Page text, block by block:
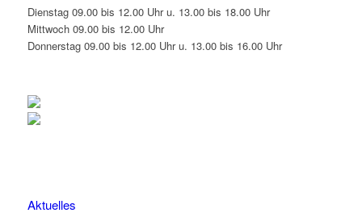
Dienstag 09.00 bis 12.00 Uhr u. 13.00 bis 18.00 Uhr
Mittwoch 09.00 bis 12.00 Uhr
Donnerstag 09.00 bis 12.00 Uhr u. 13.00 bis 16.00 Uhr
Aktuelles